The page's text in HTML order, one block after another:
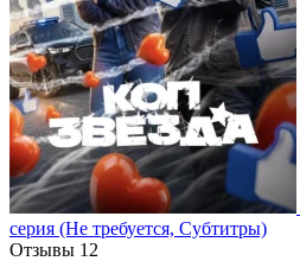
серия (Не требуется, Субтитры)
Отзывы 12